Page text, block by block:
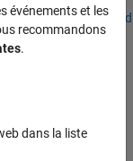
de nos bureaux
du menu
événements et les
recommandons
.
dans la liste